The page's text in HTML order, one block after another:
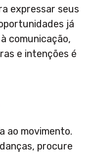
expressar seus
já
comunicação,
e intenções é
ao movimento.
procure